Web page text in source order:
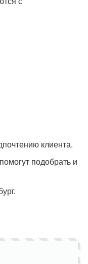
клиента.
подобрать и